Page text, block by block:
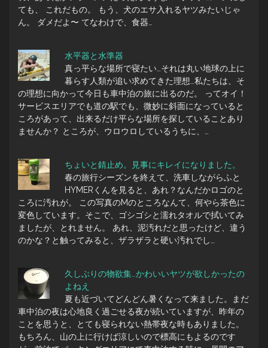
ても、 これだもの。 もう、犬のエサ入れるヤツみたいじゃ
ん。 ダメだよ〜 てなわけで、食器…
水平器と水準器
真っ平らな場所で寝たい…それは丸い地球の上に
暮らす人類が追い求めてきた理想…私たちは、そ
の理想に向かって今日も車中泊の旅に出るのだ。 ってオイ！
サービスエリアでも道の駅でも、微妙に斜面になっていると
ころがあって、出来るだけ平らな場所を探していることあり
ませんか？ ところが、ウロウロしているうちに、…
ちょいと錆止め。見事にキレイになりました。
春の旅行シーズンを終えて、洗車しながらふと
HYMERくんを見ると、あれ？なんだかロゴのと
ころに汚れが。 この写真のMのところなんて、何やら茶色に
変色しています。そこで、ゴシゴシと濡れタオルで拭いてみ
ましたが、とれません。 あれ、泥汚れだと思ったけど、違う
のかな？と触ってみると、ザラザラと硬い汚れでし…
久しぶりの物欲集…かわいいヤツが欲しかったの
よねえ
夏も近づいてどんどん暑くなって来ました。まだ
車中泊の夜は心地良く過ごせる夜が続いていますが、昨年の
ことを思うと、とても寝られない熱帯夜な時もありました。
もちろん、山の上に行けば涼しいので標高にもよるのです